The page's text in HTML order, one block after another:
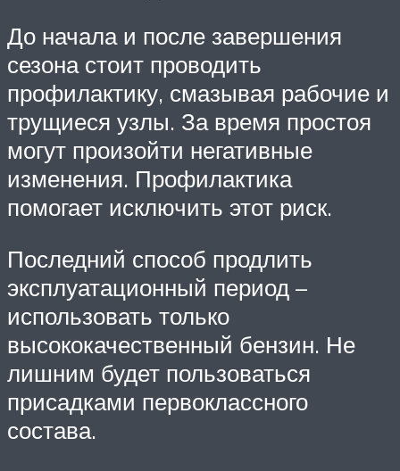
До начала и после завершения
сезона стоит проводить
профилактику, смазывая рабочие и
трущиеся узлы. За время простоя
могут произойти негативные
изменения. Профилактика
помогает исключить этот риск.
Последний способ продлить
эксплуатационный период –
использовать только
высококачественный бензин. Не
лишним будет пользоваться
присадками первоклассного
состава.